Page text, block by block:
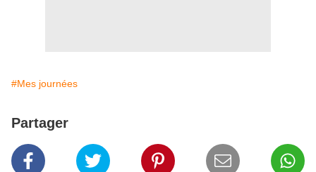
#Mes journées
Partager